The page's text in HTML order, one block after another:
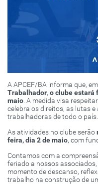
A APCEF/BA informa que,
Trabalhador, o clube estará
maio . A medida visa
celebra os direitos, as lutas
trabalhadoras de todo o país.
As atividades no clube serão
feira, dia 2 de maio, com
Contamos com a
feriado a nossos
momento de descanso,
trabalho na construção de